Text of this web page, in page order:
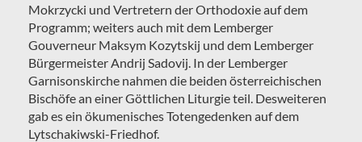
Mokrzycki und Vertretern der Orthodoxie auf dem
Programm; weiters auch mit dem Lemberger
Gouverneur Maksym Kozytskij und dem Lemberger
Bürgermeister Andrij Sadovij. In der Lemberger
Garnisonskirche nahmen die beiden österreichischen
Bischöfe an einer Göttlichen Liturgie teil. Desweiteren
gab es ein ökumenisches Totengedenken auf dem
Lytschakiwski-Friedhof.